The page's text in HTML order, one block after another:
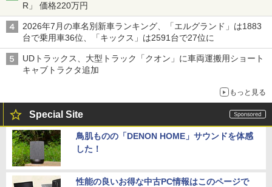
R」 価格220万円
2026年7月の車名別新車ランキング、「エルグランド」は1883
台で乗用車36位、「キックス」は2591台で27位に
UDトラックス、大型トラック「クオン」に車両運搬用ショート
キャブトラクタ追加
もっと見る
Special Site
鳥肌ものの「DENON HOME」サウンドを体感
した！
性能の良いお得な中古PC情報はこのページで